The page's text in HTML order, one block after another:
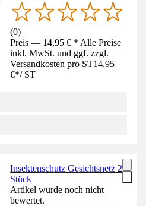
(0)
Preis — 14,95 € * Alle Preise
inkl. MwSt. und ggf. zzgl.
Versandkosten pro ST14,95
€*/ ST
Insektenschutz Gesichtsnetz 2
Stück
Artikel wurde noch nicht
bewertet.